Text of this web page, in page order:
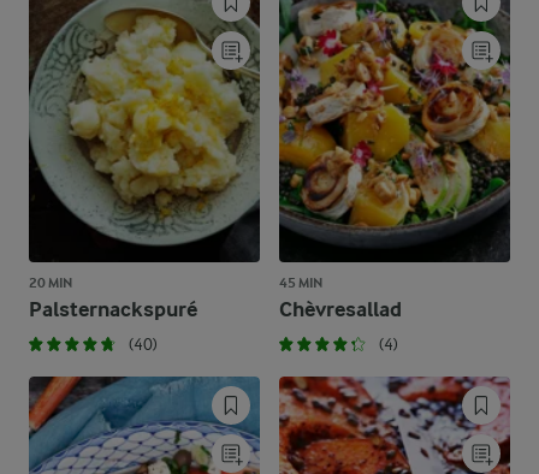
20 MIN
Palsternackspuré
(40)
45 MIN
Chèvresallad
(4)